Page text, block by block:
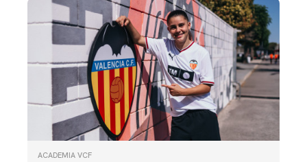
ACADEMIA VCF